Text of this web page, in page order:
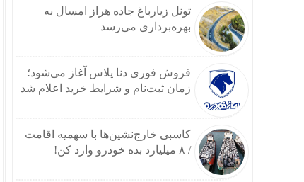
تونل زیارباغ جاده هراز امسال به
بهره‌برداری می‌رسد
فروش فوری دنا پلاس آغاز می‌شود؛
زمان ثبت‌نام و شرایط خرید اعلام شد
کاسبی خارج‌نشین‌ها با سهمیه اقامت
/ ۸ میلیارد بده خودرو وارد کن!